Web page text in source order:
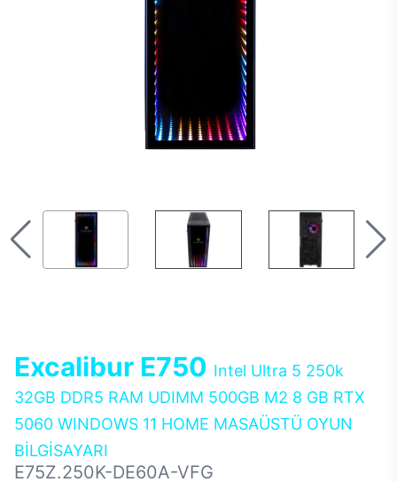
Excalibur E750 Intel Ultra 5 250k
32GB DDR5 RAM UDIMM 500GB M2 8 GB RTX
5060 WINDOWS 11 HOME MASAÜSTÜ OYUN
BİLGİSAYARI
E75Z.250K-DE60A-VFG